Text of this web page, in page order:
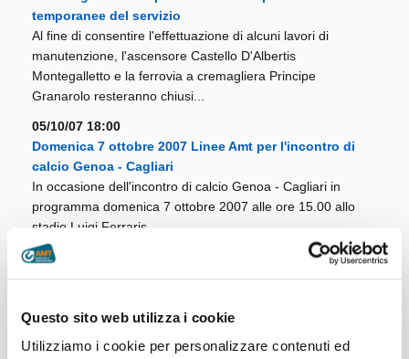
Questo sito web utilizza i cookie
Utilizziamo i cookie per personalizzare contenuti ed
temporanee del servizio
Al fine di consentire l'effettuazione di alcuni lavori di
manutenzione, l'ascensore Castello D'Albertis
Montegalletto e la ferrovia a cremagliera Principe
Granarolo resteranno chiusi...
05/10/07 18:00
Domenica 7 ottobre 2007 Linee Amt per l'incontro di
calcio Genoa - Cagliari
In occasione dell'incontro di calcio Genoa - Cagliari in
programma domenica 7 ottobre 2007 alle ore 15.00 allo
stadio Luigi Ferraris...
05/10/07 16:30
Al Salone Nautico con Amt da sabato 6 ottobre 2007
internazionale dedicata alla nautica, in programma alla
Fiera di Genova dal 6 al 14 ottobre 2007...